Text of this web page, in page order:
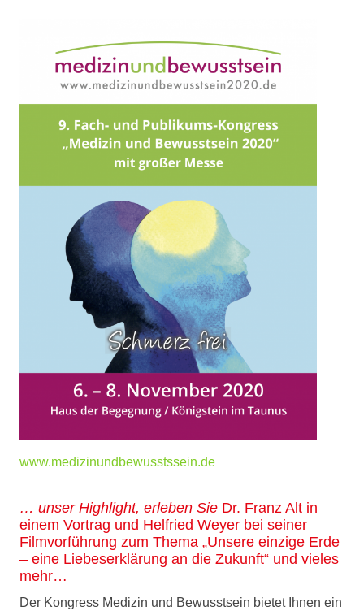
www.medizinundbewusstssein.de
… unser Highlight, erleben Sie Dr. Franz Alt in
einem Vortrag und Helfried Weyer bei seiner
Filmvorführung zum Thema „Unsere einzige Erde
– eine Liebeserklärung an die Zukunft“ und vieles
mehr…
Der Kongress Medizin und Bewusstsein bietet Ihnen ein